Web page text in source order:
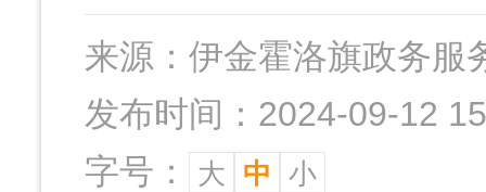
来源： 伊金霍洛旗政务服
发布时间：2024-09-12
字号：
大 中 小